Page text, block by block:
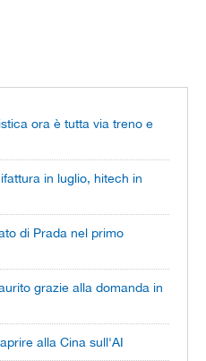
ora è tutta via treno e
in luglio, hitech in
di Prada nel primo
grazie alla domanda in
alla Cina sull'AI